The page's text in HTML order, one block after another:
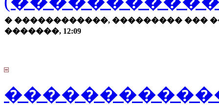
� ������������, ��������� ���
�������, 12:09